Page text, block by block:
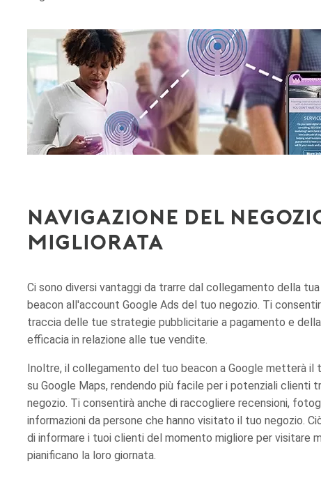
Navigazione del
migliorata
Ci sono diversi vantaggi da trarre dal collegamento della
beacon all'account Google Ads del tuo negozio. Ti
traccia delle tue strategie pubblicitarie a pagamento e
efficacia in relazione alle tue vendite.
Inoltre, il collegamento del tuo beacon a Google metterà il
su Google Maps, rendendo più facile per i potenziali clienti
negozio. Ti consentirà anche di raccogliere recensioni,
informazioni da persone che hanno visitato il tuo negozio.
di informare i tuoi clienti del momento migliore per visitare
pianificano la loro giornata.